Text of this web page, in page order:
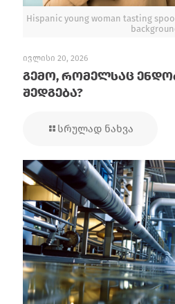
Hispanic young woman tasting
ივლისი 20, 2026
გემო, რომელსაც
შედგება?
სრულად ნახვა